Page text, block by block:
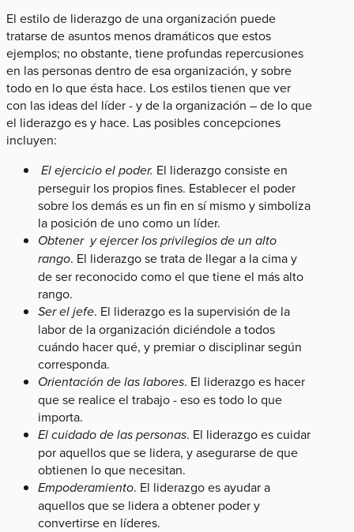
El estilo de liderazgo de una organización puede
tratarse de asuntos menos dramáticos que estos
ejemplos; no obstante, tiene profundas repercusiones
en las personas dentro de esa organización, y sobre
todo en lo que ésta hace. Los estilos tienen que ver
con las ideas del líder - y de la organización – de lo que
el liderazgo es y hace. Las posibles concepciones
incluyen:
El ejercicio el poder. El liderazgo consiste en
perseguir los propios fines. Establecer el poder
sobre los demás es un fin en sí mismo y simboliza
la posición de uno como un líder.
Obtener y ejercer los privilegios de un alto
rango. El liderazgo se trata de llegar a la cima y
de ser reconocido como el que tiene el más alto
rango.
Ser el jefe. El liderazgo es la supervisión de la
labor de la organización diciéndole a todos
cuándo hacer qué, y premiar o disciplinar según
corresponda.
Orientación de las labores. El liderazgo es hacer
que se realice el trabajo - eso es todo lo que
importa.
El cuidado de las personas. El liderazgo es cuidar
por aquellos que se lidera, y asegurarse de que
obtienen lo que necesitan.
Empoderamiento. El liderazgo es ayudar a
aquellos que se lidera a obtener poder y
convertirse en líderes.